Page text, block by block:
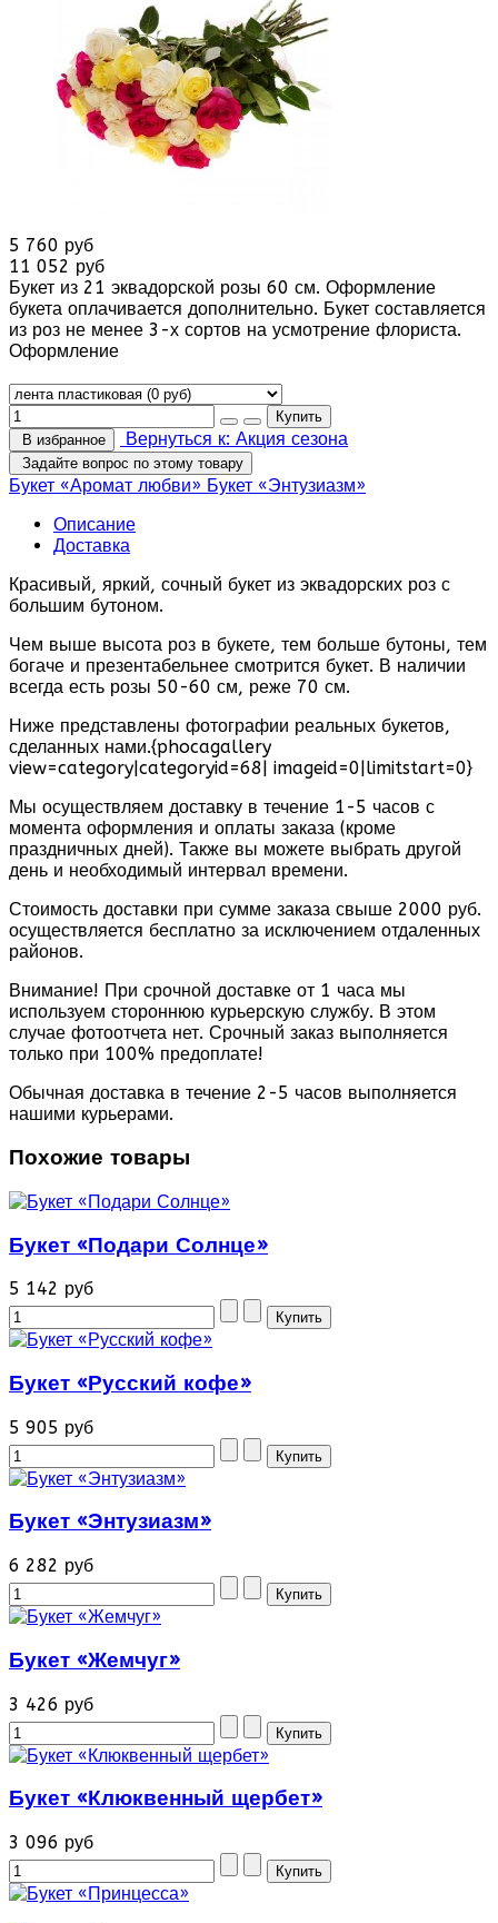
5 760 руб
11 052 руб
Букет из 21 эквадорской розы 60 см. Оформление
букета оплачивается дополнительно. Букет составляется
из роз не менее 3-х сортов на усмотрение флориста.
Оформление
В избранное Вернуться к: Акция сезона
Задайте вопрос по этому товару
Букет «Аромат любви» Букет «Энтузиазм»
Описание
Доставка
Красивый, яркий, сочный букет из эквадорских роз с
большим бутоном.
Чем выше высота роз в букете, тем больше бутоны, тем
богаче и презентабельнее смотрится букет. В наличии
всегда есть розы 50-60 см, реже 70 см.
Ниже представлены фотографии реальных букетов,
сделанных нами.{phocagallery
view=category|categoryid=68| imageid=0|limitstart=0}
Мы осуществляем доставку в течение 1-5 часов с
момента оформления и оплаты заказа (кроме
праздничных дней). Также вы можете выбрать другой
день и необходимый интервал времени.
Стоимость доставки при сумме заказа свыше 2000 руб.
осуществляется бесплатно за исключением отдаленных
районов.
Внимание! При срочной доставке от 1 часа мы
используем стороннюю курьерскую службу. В этом
случае фотоотчета нет. Срочный заказ выполняется
только при 100% предоплате!
Обычная доставка в течение 2-5 часов выполняется
нашими курьерами.
Похожие товары
Букет «Подари Солнце»
5 142 руб
Букет «Русский кофе»
5 905 руб
Букет «Энтузиазм»
6 282 руб
Букет «Жемчуг»
3 426 руб
Букет «Клюквенный щербет»
3 096 руб